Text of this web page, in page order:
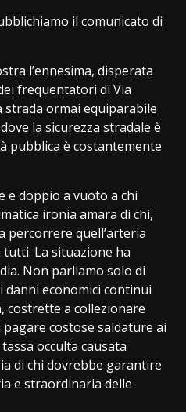
il comunicato di
l’ennesima, disperata
frequentatori di Via
strada ormai equiparabile
la sicurezza stradale è
pubblica è costantemente
e doppio a vuoto a chi
ironia amara di chi,
percorrere quell’arteria
La situazione ha
Non parliamo solo di
danni economici continui
costrette a collezionare
costose saldature ai
occulta causata
di chi dovrebbe garantire
e straordinaria delle